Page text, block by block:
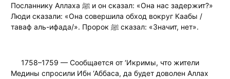
Посланнику Аллаха ﷺ и он сказал: «Она нас задержит?»
Люди сказали: «Она совершила обход вокруг Каабы /
таваф аль-ифада/». Пророк ﷺ сказал: «Значит, нет».
1758–1759 — Сообщается от ‘Икримы, что жители
Медины спросили Ибн ‘Аббаса, да будет доволен Аллах